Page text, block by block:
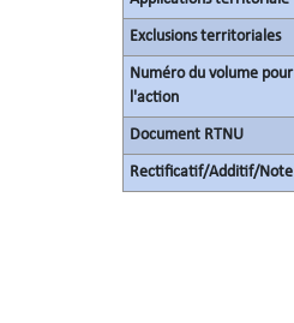
Exclusions territoriales
Numéro du volume pour
l'action
Document RTNU
Rectificatif/Additif/Note